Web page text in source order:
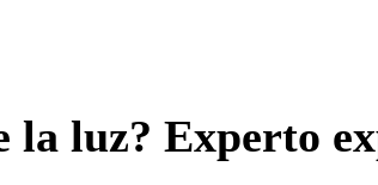
la luz? Experto